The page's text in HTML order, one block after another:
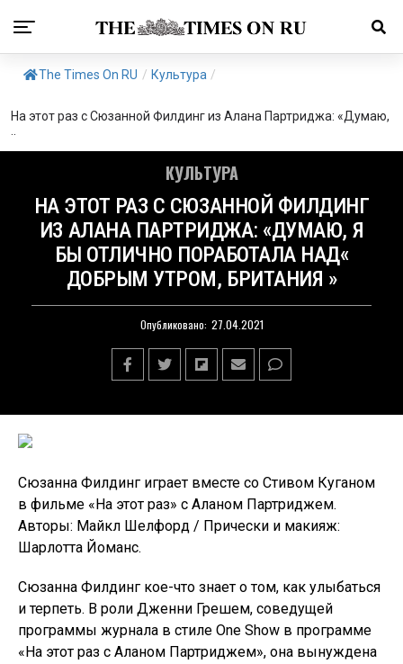
The Times On RU / Культура /
На этот раз с Сюзанной Филдинг из Алана Партриджа: «Думаю,
КУЛЬТУРА
НА ЭТОТ РАЗ С СЮЗАННОЙ ФИЛДИНГ
ИЗ АЛАНА ПАРТРИДЖА: «ДУМАЮ, Я
БЫ ОТЛИЧНО ПОРАБОТАЛА НАД«
ДОБРЫМ УТРОМ, БРИТАНИЯ »
Опубликовано: 27.04.2021
Сюзанна Филдинг играет вместе со Стивом Куганом
в фильме «На этот раз» с Аланом Партриджем.
Авторы: Майкл Шелфорд / Прически и макияж:
Шарлотта Йоманс.
Сюзанна Филдинг кое-что знает о том, как улыбаться
и терпеть. В роли Дженни Грешем, соведущей
программы журнала в стиле One Show в программе
«На этот раз с Аланом Партриджем», она вынуждена